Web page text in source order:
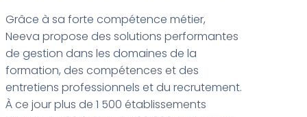
Grâce à sa forte compétence métier,
Neeva propose des solutions performantes
de gestion dans les domaines de la
formation, des compétences et des
entretiens professionnels et du recrutement.
À ce jour plus de 1 500 établissements